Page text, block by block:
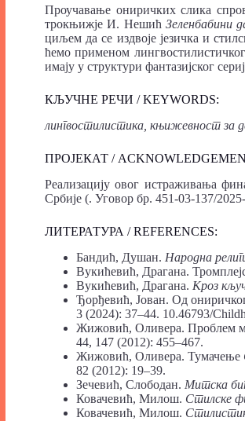
Проучавање ониричких слика
трокњижје И. Нешић Зеленбабини
циљем да се издвоје језичка и
ћемо применом
имају у структури фантазијског
КЉУЧНЕ РЕЧИ / KEYWORDS:
лингвостилистика, књижевност за
ПРОЈЕКАТ /
Реализацију овог истраживања
Србије (. Уговор бр. 451-03-137/
ЛИТЕРАТУРА / REFERENCES:
Бандић, Душан. Народна
Вукићевић, Драгана.
Вукићевић, Драгана. Кроз
Ђорђевић, Јован. Од
3 (2024): 37‒44. 10.46793/
Жижовић, Оливера. Проблем
44, 147 (2012): 455‒467.
Жижовић, Оливера. Тумачење
82 (2012): 19‒39.
Зечевић, Слободан. Митска
Ковачевић, Милош. Стилске
Ковачевић, Милош.